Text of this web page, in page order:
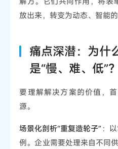
放出来，转变为动态、智能的
痛点深潜：为什
是“慢、难、低”？
要理解解决方案的价值，
源。
场景化剖析“重复造轮子” ：
例。企业需要处理来自不同